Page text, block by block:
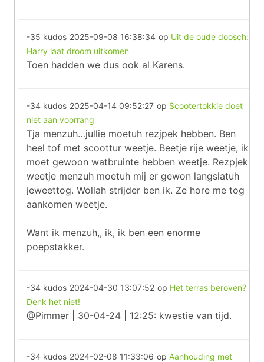
-35 kudos 2025-09-08 16:38:34 op Uit de oude doosch:
Harry laat droom uitkomen
Toen hadden we dus ook al Karens.
-34 kudos 2025-04-14 09:52:27 op Scootertokkie doet
niet aan voorrang
Tja menzuh…jullie moetuh rezjpek hebben. Ben
heel tof met scoottur weetje. Beetje rije weetje, ik
moet gewoon watbruinte hebben weetje. Rezpjek
weetje menzuh moetuh mij er gewon langslatuh
jeweettog. Wollah strijder ben ik. Ze hore me tog
aankomen weetje.
Want ik menzuh,, ik, ik ben een enorme
poepstakker.
-34 kudos 2024-04-30 13:07:52 op Het terras beroven?
Denk het niet!
@Pimmer | 30-04-24 | 12:25: kwestie van tijd.
-34 kudos 2024-02-08 11:33:06 op Aanhouding met